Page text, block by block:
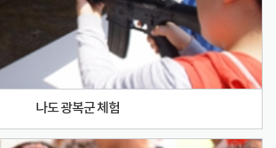
나도 광복군 체험